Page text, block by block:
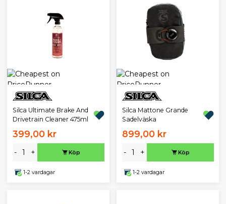
Silca Ultimate Brake And
Drivetrain Cleaner 475ml
399,00 kr
- + Köp
1-2 vardagar
Silca Mattone Grande
Sadelväska
899,00 kr
- + Köp
1-2 vardagar